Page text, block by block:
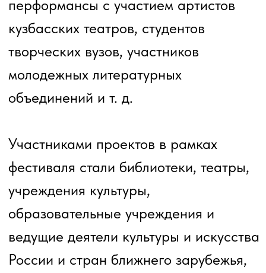
литературный фестиваль-конкурс
«Оперение»
Диалоговая площадка